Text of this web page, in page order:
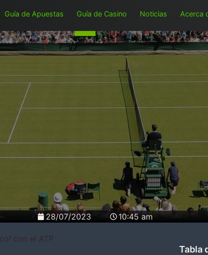
Guía de Apuestas Guía de Casino Noticias Acerca
28/07/2023 10:45 am
con el ATP
Tabla